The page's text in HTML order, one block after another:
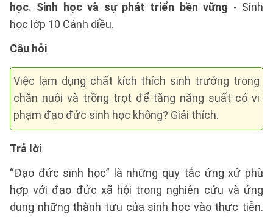
học. Sinh học và sự phát triển bền vững - Sinh
học lớp 10 Cánh diều.
Câu hỏi
Việc lạm dụng chất kích thích sinh trưởng trong
chăn nuôi và trồng trọt để tăng năng suất có vi
phạm đạo đức sinh học không? Giải thích.
Trả lời
“Đạo đức sinh học” là những quy tắc ứng xử phù
hợp với đạo đức xã hội trong nghiên cứu và ứng
dụng những thành tựu của sinh học vào thực tiễn.